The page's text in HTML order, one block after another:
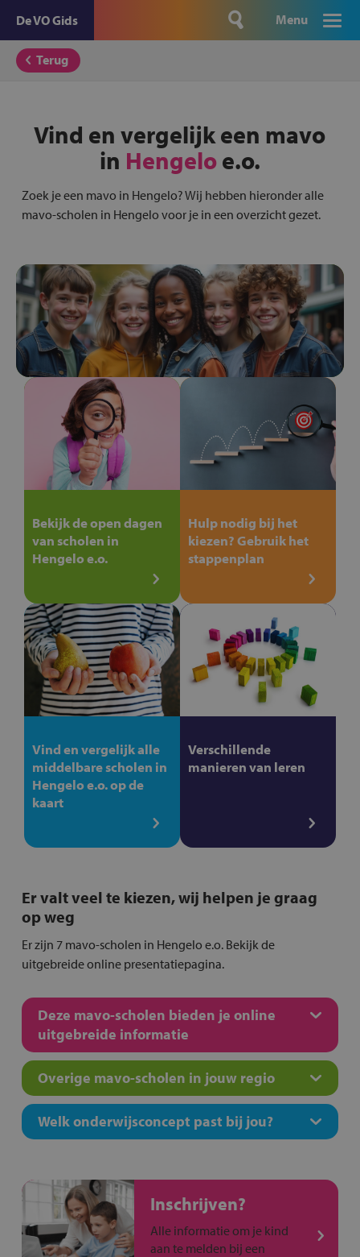
De VO Gids Menu
Terug
Vind en vergelijk een mavo
in Hengeloe.o.
Zoek je een mavo in Hengelo? Wij hebben hieronder alle
mavo-scholen in Hengelo voor je in een overzicht gezet.
Bekijk de open dagen
van scholen in
Hengelo e.o.
Hulp nodig bij het
kiezen? Gebruik het
stappenplan
Vind en vergelijk alle
middelbare scholen in
Hengelo e.o. op de
kaart
Verschillende
manieren van leren
Er valt veel te kiezen, wij helpen je graag
op weg
Er zijn 7 mavo-scholen in Hengelo e.o. Bekijk de
uitgebreide online presentatiepagina.
Deze mavo-scholen bieden je online
uitgebreide informatie
Overige mavo-scholen in jouw regio
Welk onderwijsconcept past bij jou?
Inschrijven?
Alle informatie om je kind
aan te melden bij een